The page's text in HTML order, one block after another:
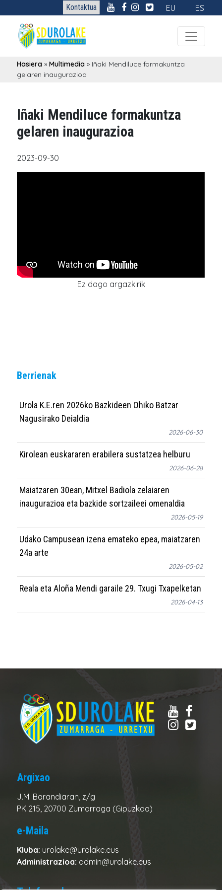
Kontaktua EU ES
Hasiera »Multimedia » Iñaki Mendiluce formakuntza
gelaren inaugurazioa
Iñaki Mendiluce formakuntza
gelaren inaugurazioa
2023-09-30
Ez dago argazkirik
Berrienak
Urola K.E.ren 2026ko Bazkideen Ohiko Batzar
Nagusirako Deialdia
2026-06-30
Kirolean euskararen erabilera sustatzea helburu
2026-06-28
Maiatzaren 30ean, Mitxel Badiola zelaiaren
inaugurazioa eta bazkide sortzaileei omenaldia
2026-05-19
Udako Campusean izena emateko epea, maiatzaren
24a arte
2026-05-02
Reala eta Aloña Mendi garaile 29. Txugi Txapelketan
2026-04-13
Argixao
J.M. Barandiaran, z/g
PK 215, 20700 Zumarraga (Gipuzkoa)
e-Maila
Kluba: urolake@urolake.eus
Administrazioa: admin@urolake.eus